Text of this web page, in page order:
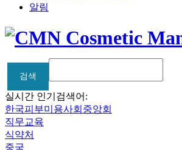
알림
검색
검색
실시간 인기검색어:
한국피부미용사회중앙회
직무교육
식약처
중국